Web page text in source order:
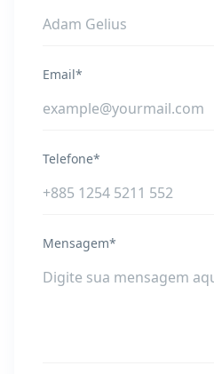
Email*
Telefone*
Mensagem*